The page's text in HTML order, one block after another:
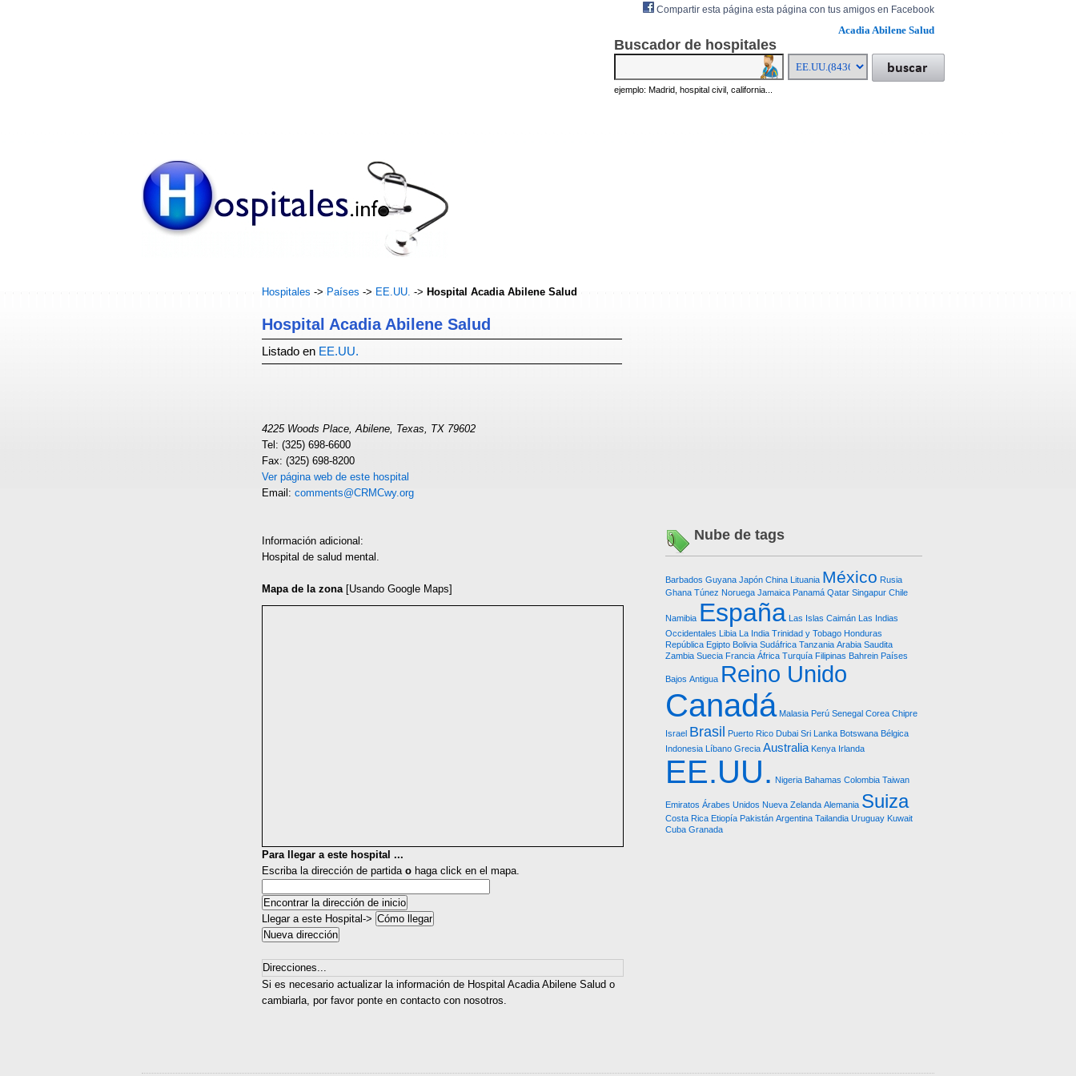
Acadia Abilene Salud
Buscador de hospitales
ejemplo: Madrid, hospital civil, california...
Hospitales -> Países -> EE.UU. -> Hospital Acadia Abilene Salud
Hospital Acadia Abilene Salud
Listado en EE.UU.
4225 Woods Place, Abilene, Texas, TX 79602
Tel: (325) 698-6600
Fax: (325) 698-8200
Ver página web de este hospital
Email: comments@CRMCwy.org
Información adicional:
Hospital de salud mental.
Mapa de la zona[Usando Google Maps]
Para llegar a este hospital ...
Escriba la dirección de partida o haga click en el mapa.
Llegar a este Hospital->
Direcciones...
Si es necesario actualizar la información de Hospital Acadia Abilene Salud o
cambiarla, por favor ponte en contacto con nosotros.
Nube de tags
Barbados Guyana Japón China Lituania México Rusia
Ghana Túnez Noruega Jamaica Panamá Qatar Singapur Chile
Namibia España Las Islas Caimán Las Indias
Occidentales Libia La India Trinidad y Tobago Honduras
República Egipto Bolivia Sudáfrica Tanzania Arabia Saudita
Zambia Suecia Francia África Turquía Filipinas Bahrein Países
Bajos Antigua Reino Unido
Canadá Malasia Perú Senegal Corea Chipre
Israel Brasil Puerto Rico Dubai Sri Lanka Botswana Bélgica
Indonesia Líbano Grecia Australia Kenya Irlanda
EE.UU. Nigeria Bahamas Colombia Taiwan
Emiratos Árabes Unidos Nueva Zelanda Alemania Suiza
Costa Rica Etiopía Pakistán Argentina Tailandia Uruguay Kuwait
Cuba Granada
Compartir esta página esta página con tus amigos en Facebook